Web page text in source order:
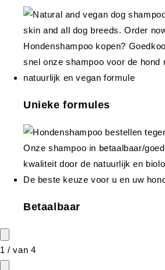
Unieke formules
Betaalbaar
1 /van 4